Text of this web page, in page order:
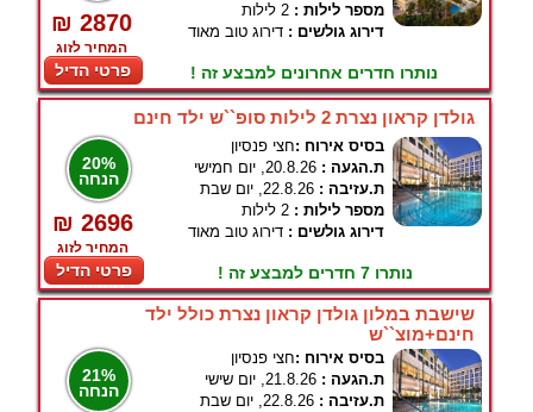
₪ 2870
המחיר לזוג
פרטי הדיל
מספר לילות : 2 לילות
דירוג גולשים : דירוג טוב מאוד
נותרו חדרים אחרונים למבצע זה !
גולדן קראון נצרת 2 לילות סופ``ש ילד חינם
20%
הנחה
₪ 2696
המחיר לזוג
פרטי הדיל
בסיס אירוח :חצי פנסיון
ת.הגעה : 20.8.26, יום חמישי
ת.עזיבה : 22.8.26, יום שבת
מספר לילות : 2 לילות
דירוג גולשים : דירוג טוב מאוד
נותרו 7 חדרים למבצע זה !
שישבת במלון גולדן קראון נצרת כולל ילד
חינם+מוצ``ש
21%
הנחה
בסיס אירוח :חצי פנסיון
ת.הגעה : 21.8.26, יום שישי
ת.עזיבה : 22.8.26, יום שבת